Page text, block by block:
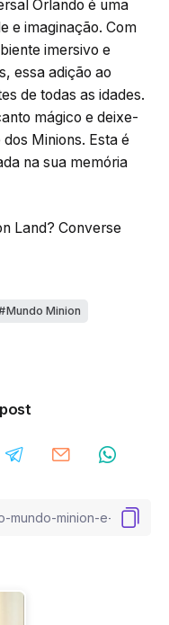
Orlando é uma
e imaginação. Com
imersivo e
essa adição ao
de todas as idades.
mágico e deixe-
Minions. Esta é
na sua memória
Land? Converse
Mundo Minion